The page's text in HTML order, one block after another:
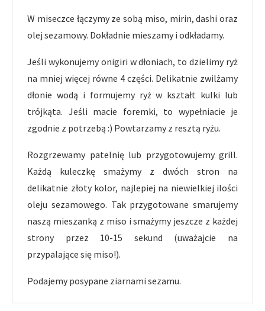
W miseczce łączymy ze sobą miso, mirin, dashi oraz
olej sezamowy. Dokładnie mieszamy i odkładamy.
Jeśli wykonujemy onigiri w dłoniach, to dzielimy ryż
na mniej więcej równe 4 części. Delikatnie zwilżamy
dłonie wodą i formujemy ryż w kształt kulki lub
trójkąta. Jeśli macie foremki, to wypełniacie je
zgodnie z potrzebą :) Powtarzamy z resztą ryżu.
Rozgrzewamy patelnię lub przygotowujemy grill.
Każdą kuleczkę smażymy z dwóch stron na
delikatnie złoty kolor, najlepiej na niewielkiej ilości
oleju sezamowego. Tak przygotowane smarujemy
naszą mieszanką z miso i smażymy jeszcze z każdej
strony przez 10-15 sekund (uważajcie na
przypalające się miso!).
Podajemy posypane ziarnami sezamu.